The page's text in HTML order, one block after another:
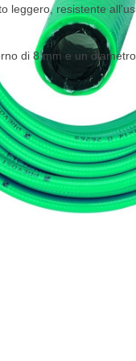
leggero, resistente
di 8 mm e un